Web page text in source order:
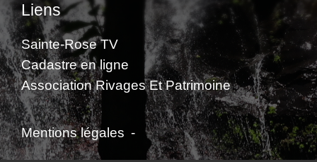
Liens
Sainte-Rose TV
Cadastre en ligne
Association Rivages Et Patrimoine
Mentions légales -